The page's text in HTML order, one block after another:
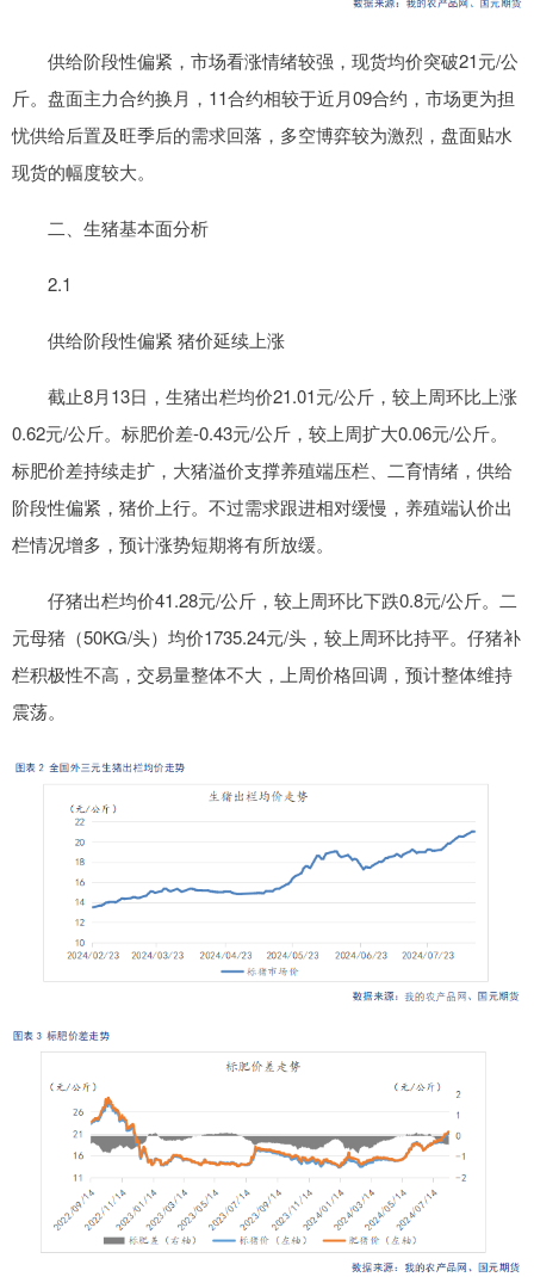
供给阶段性偏紧，市场看涨情绪较强，现货均价突破21元/公
斤。盘面主力合约换月，11合约相较于近月09合约，市场更为担
忧供给后置及旺季后的需求回落，多空博弈较为激烈，盘面贴水
现货的幅度较大。
二、生猪基本面分析
2.1
供给阶段性偏紧 猪价延续上涨
截止8月13日，生猪出栏均价21.01元/公斤，较上周环比上涨
0.62元/公斤。标肥价差-0.43元/公斤，较上周扩大0.06元/公斤。
标肥价差持续走扩，大猪溢价支撑养殖端压栏、二育情绪，供给
阶段性偏紧，猪价上行。不过需求跟进相对缓慢，养殖端认价出
栏情况增多，预计涨势短期将有所放缓。
仔猪出栏均价41.28元/公斤，较上周环比下跌0.8元/公斤。二
元母猪（50KG/头）均价1735.24元/头，较上周环比持平。仔猪补
栏积极性不高，交易量整体不大，上周价格回调，预计整体维持
震荡。